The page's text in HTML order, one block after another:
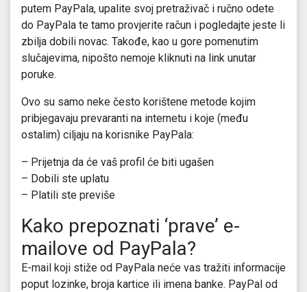
putem PayPala, upalite svoj pretraživač i ručno odete
do PayPala te tamo provjerite račun i pogledajte jeste li
zbilja dobili novac. Takođe, kao u gore pomenutim
slučajevima, nipošto nemoje kliknuti na link unutar
poruke.
Ovo su samo neke često korištene metode kojim
pribjegavaju prevaranti na internetu i koje (među
ostalim) ciljaju na korisnike PayPala:
– Prijetnja da će vaš profil će biti ugašen
– Dobili ste uplatu
– Platili ste previše
Kako prepoznati ‘prave’ e-
mailove od PayPala?
E-mail koji stiže od PayPala neće vas tražiti informacije
poput lozinke, broja kartice ili imena banke. PayPal od